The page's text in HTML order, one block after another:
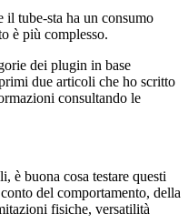
tube-sta ha un consumo
è più complesso.
dei plugin in base
due articoli che ho scritto
consultando le
è buona cosa testare questi
del comportamento, della
fisiche, versatilità